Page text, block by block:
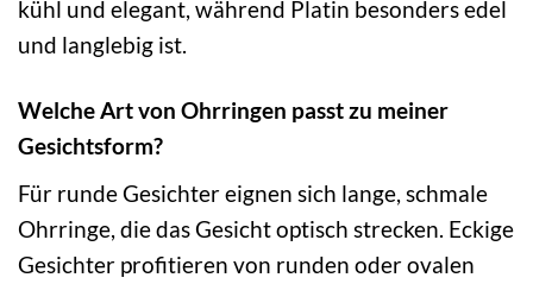
kühl und elegant, während Platin besonders edel
und langlebig ist.
Welche Art von Ohrringen passt zu meiner
Gesichtsform?
Für runde Gesichter eignen sich lange, schmale
Ohrringe, die das Gesicht optisch strecken. Eckige
Gesichter profitieren von runden oder ovalen